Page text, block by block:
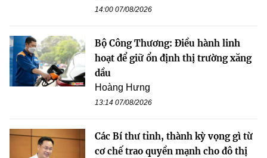
14:00 07/08/2026
Bộ Công Thương: Điều hành linh
hoạt để giữ ổn định thị trường xăng
dầu
Hoàng Hưng
13:14 07/08/2026
Các Bí thư tỉnh, thành kỳ vọng gì từ
cơ chế trao quyền mạnh cho đô thị